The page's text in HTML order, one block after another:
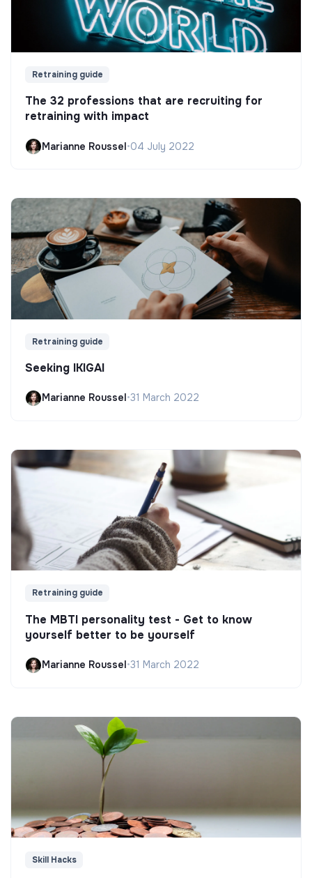
Retraining guide
The 32 professions that are recruiting for
retraining with impact
Marianne Roussel•04 July 2022
Retraining guide
Seeking IKIGAI
Marianne Roussel •31 March 2022
Retraining guide
The MBTI personality test - Get to know
yourself better to be yourself
Marianne Roussel•31 March 2022
Skill Hacks